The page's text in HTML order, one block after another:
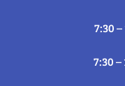
7:30 –
7:30 –